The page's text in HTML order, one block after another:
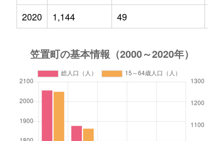
2020
1,144 49